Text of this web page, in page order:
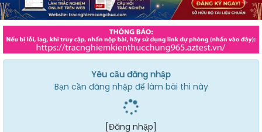
Yêu cầu đăng nhập
Bạn cần đăng nhập để làm bài thi này
[Đăng nhập]